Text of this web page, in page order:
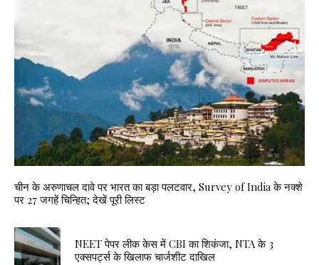
चीन के अरुणाचल दावे पर भारत का बड़ा पलटवार, Survey of India के नक्शे
पर 27 जगहें चिन्हित; देखें पूरी लिस्ट
NEET पेपर लीक केस में CBI का शिकंजा, NTA के 3
एक्सपर्ट्स के खिलाफ चार्जशीट दाखिल